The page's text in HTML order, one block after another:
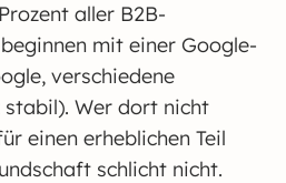
aller B2B-
mit einer Google-
verschiedene
stabil). Wer dort nicht
einen erheblichen Teil
schlicht nicht.